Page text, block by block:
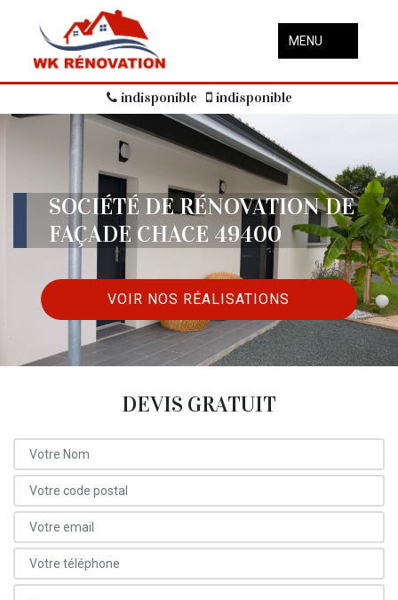
MENU
indisponible indisponible
SOCIÉTÉ DE RÉNOVATION DE
FAÇADE CHACE 49400
VOIR NOS RÉALISATIONS
DEVIS GRATUIT